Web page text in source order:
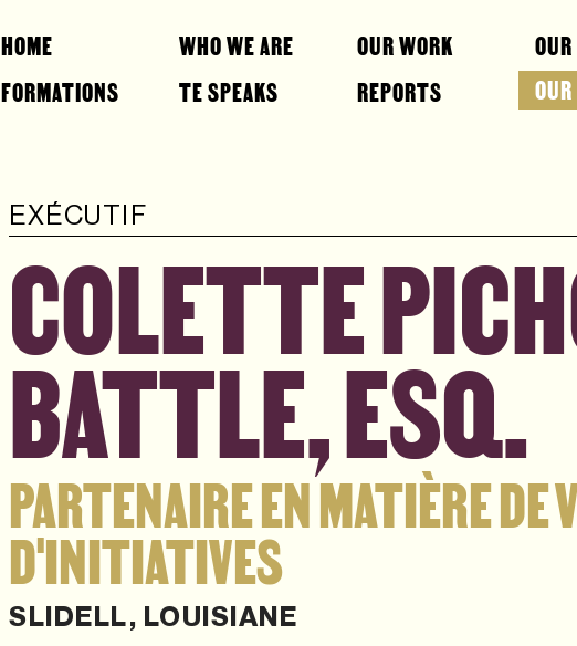
HOME WHO WE ARE OUR WORK
FORMATIONS
TE SPEAKS REPORTS
EXÉCUTIF
COLETTE
BATTLE, ESQ.
PARTENAIRE EN MATIÈRE DE
D'INITIATIVES
SLIDELL, LOUISIANE